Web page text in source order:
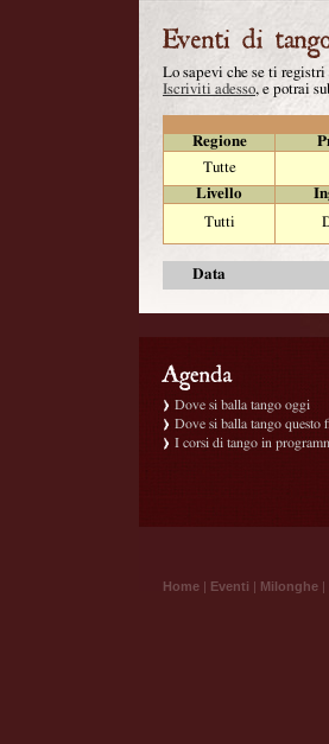
Lo sapevi che se ti registri
Iscriviti adesso, e potrai
Regione
Tutte
Livello
Tutti
Data
Dove si balla tango oggi
Dove si balla tango questo
I corsi di tango in
Home | Eventi | Milonghe |